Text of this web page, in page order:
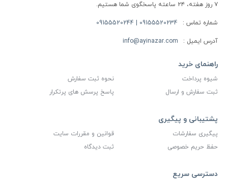
۷ روز هفته، ۲۴ ساعته پاسخگوی شما هستیم.
شماره تماس : 09155520234 | 09155520244
آدرس ایمیل : info@ayinazar.com
راهنمای خرید
شیوه پرداخت
نحوه ثبت سفارش
ثبت سفارش و ارسال
پاسخ پرسش های پرتکرار
پشتیبانی و پیگیری
پیگیری سفارشات
قوانین و مقررات سایت
حفظ حریم خصوصی
ثبت دیدگاه
دسترسی سریع